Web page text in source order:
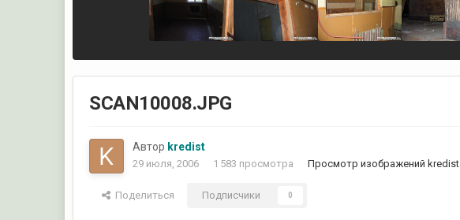
SCAN10008.JPG
Автор kredist
29 июля, 2006 1 583 просмотра Просмотр изображений kredist
Поделиться Подписчики 0